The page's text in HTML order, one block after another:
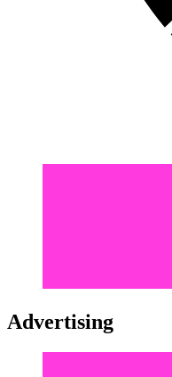
Advertising